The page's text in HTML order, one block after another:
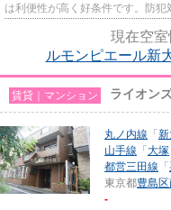
は利便性が高く好条件です。防
現在空室
ルモンピエール新
賃貸｜マンション ライオン
丸ノ内線 「
山手線 「 大塚
都営三田線 「
東京都豊島区
-